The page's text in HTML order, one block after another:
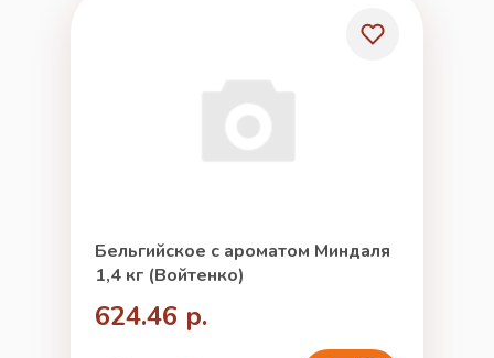
Бельгийское с ароматом Миндаля
1,4 кг (Войтенко)
624.46 р.